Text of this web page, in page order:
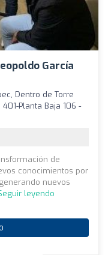
García
Dentro de Torre
Planta Baja 106 -
de
conocimientos por
nuevos
leyendo